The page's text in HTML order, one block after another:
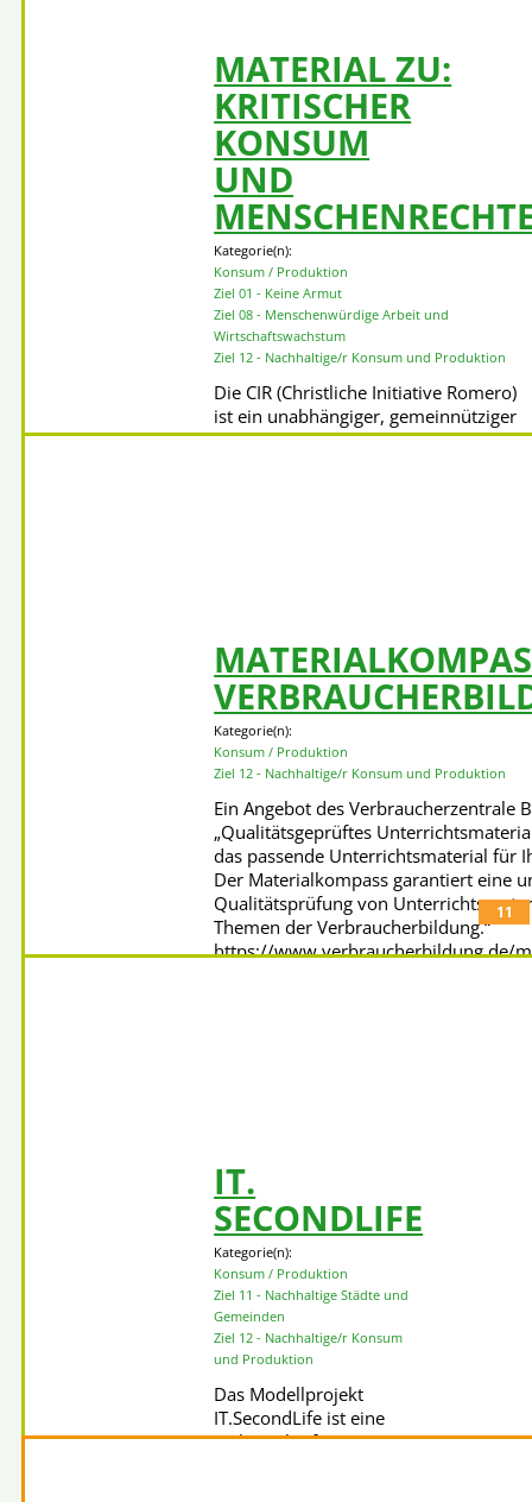
MATERIAL ZU:
KRITISCHER
KONSUM
UND
Kategorie(n):
Konsum / Produktion
Ziel 01 - Keine Armut
Ziel 08 - Menschenwürdige Arbeit und
Wirtschaftswachstum
Ziel 12 - Nachhaltige/r Konsum und Produktion
Die CIR (Christliche Initiative Romero)
ist ein unabhängiger, gemeinnütziger
Verein – benannt nach dem 1980
Mehr erfahren
Kategorie(n):
Konsum / Produktion
Ziel 12 - Nachhaltige/r Konsum und Produktion
Ein Angebot des Verbraucherzentrale
„Qualitätsgeprüftes
das passende Unterrichtsmaterial für
Der Materialkompass garantiert eine
Qualitätsprüfung von
Themen der Verbraucherbildung.“
https://www.verbraucherbildung.de/
11
IT.
SECONDLIFE
Kategorie(n):
Konsum / Produktion
Ziel 11 - Nachhaltige Städte und
Gemeinden
Ziel 12 - Nachhaltige/r Konsum
und Produktion
Das Modellprojekt
IT.SecondLife ist eine
Online-Plattform zur